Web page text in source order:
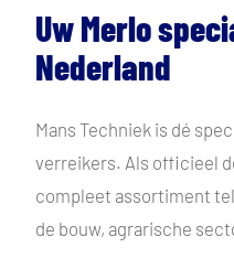
Uw Merlo
Nederland
Mans Techniek is dé
verreikers. Als officieel
compleet assortiment
de bouw, agrarische